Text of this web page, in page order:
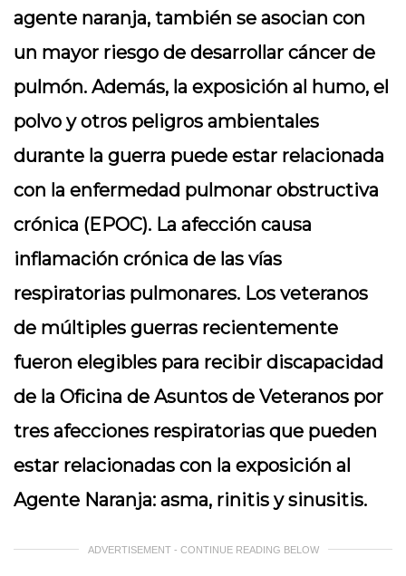
agente naranja, también se asocian con
un mayor riesgo de desarrollar cáncer de
pulmón. Además, la exposición al humo, el
polvo y otros peligros ambientales
durante la guerra puede estar relacionada
con la enfermedad pulmonar obstructiva
crónica (EPOC). La afección causa
inflamación crónica de las vías
respiratorias pulmonares. Los veteranos
de múltiples guerras recientemente
fueron elegibles para recibir discapacidad
de la Oficina de Asuntos de Veteranos por
tres afecciones respiratorias que pueden
estar relacionadas con la exposición al
Agente Naranja: asma, rinitis y sinusitis.
ADVERTISEMENT - CONTINUE READING BELOW